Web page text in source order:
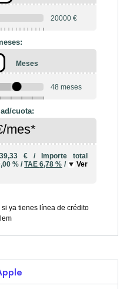
20000 €
Meses
48 meses
cuota:
mes*
€ /
Importe total
% /TAE6,78 % /
Ver
si ya tienes línea de crédito